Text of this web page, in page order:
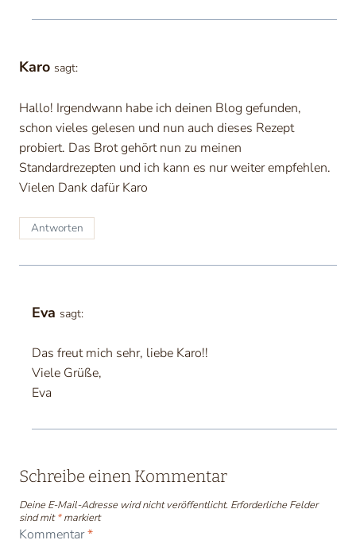
Karo sagt:
Hallo! Irgendwann habe ich deinen Blog gefunden,
schon vieles gelesen und nun auch dieses Rezept
probiert. Das Brot gehört nun zu meinen
Standardrezepten und ich kann es nur weiter empfehlen.
Vielen Dank dafür Karo
Antworten
Eva sagt:
Das freut mich sehr, liebe Karo!!
Viele Grüße,
Eva
Schreibe einen Kommentar
Deine E-Mail-Adresse wird nicht veröffentlicht. Erforderliche Felder
sind mit*markiert
Kommentar*